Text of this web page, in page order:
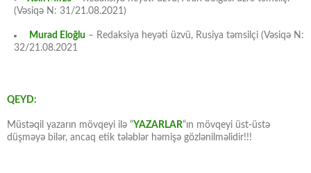
(Vəsiqə N: 31/21.08.2021)
Murad Eloğlu – Redaksiya heyəti üzvü, Rusiya təmsilçi (Vəsiqə N:
32/21.08.2021
QEYD:
Müstəqil yazarın mövqeyi ilə “YAZARLAR“ın mövqeyi üst-üstə
düşməyə bilər, ancaq etik tələblər həmişə gözlənilməlidir!!!